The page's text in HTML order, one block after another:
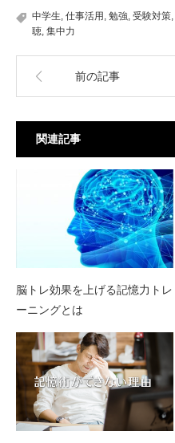
中学生, 仕事活用 , 勉強, 受験対策,
聴, 集中力
前の記事
関連記事
脳トレ効果を上げる記憶力トレ
ーニングとは